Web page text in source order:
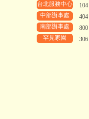
台北服務中心
中部辦事處
南部辦事處
罕見家園